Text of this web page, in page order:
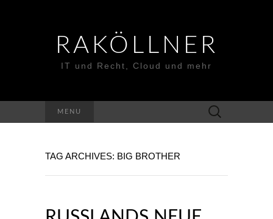
RAKÖLLNER
IT und Recht, Cloud und mehr
MENU
Suchen
nach:
TAG ARCHIVES: BIG BROTHER